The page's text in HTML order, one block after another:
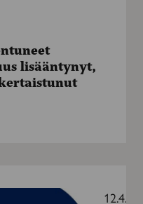
lisääntynyt,